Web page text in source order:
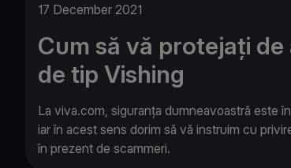
17 December 2021
Cum să vă protejați
de tip Vishing
La viva.com, siguranța dumneavoastră este
iar în acest sens dorim să vă instruim cu
în prezent de scammeri.